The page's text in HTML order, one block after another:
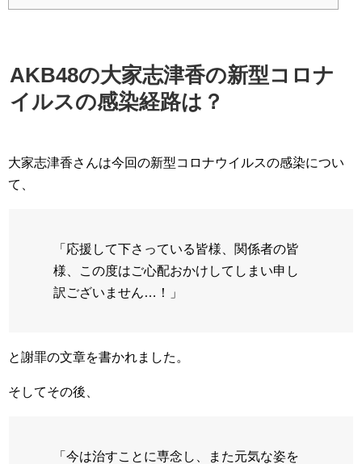
AKB48の大家志津香の新型コロナ
イルスの感染経路は？
大家志津香さんは今回の新型コロナウイルスの感染につい
て、
「応援して下さっている皆様、関係者の皆
様、この度はご心配おかけしてしまい申し
訳ございません…！」
と謝罪の文章を書かれました。
そしてその後、
「今は治すことに専念し、また元気な姿を